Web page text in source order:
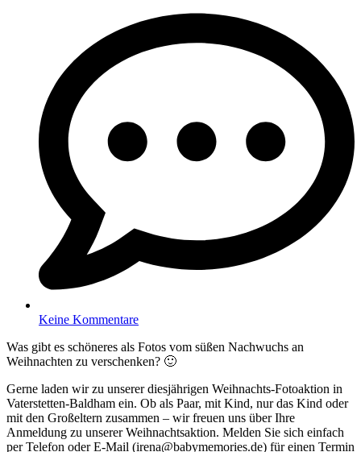
Keine Kommentare
Was gibt es schöneres als Fotos vom süßen Nachwuchs an
Weihnachten zu verschenken? 🙂
Gerne laden wir zu unserer diesjährigen Weihnachts-Fotoaktion in
Vaterstetten-Baldham ein. Ob als Paar, mit Kind, nur das Kind oder
mit den Großeltern zusammen – wir freuen uns über Ihre
Anmeldung zu unserer Weihnachtsaktion. Melden Sie sich einfach
per Telefon oder E-Mail (irena@babymemories.de) für einen Termin